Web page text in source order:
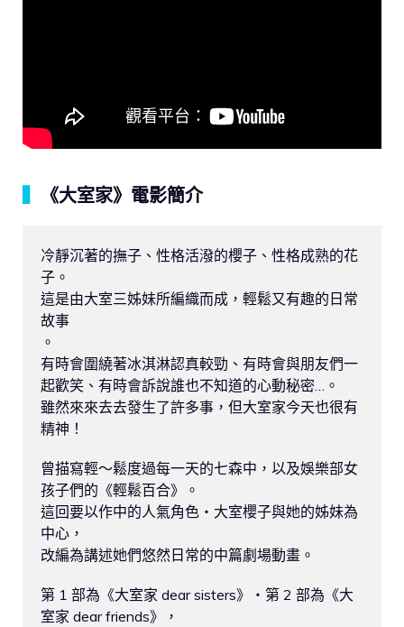
《大室家》電影簡介
冷靜沉著的撫子、性格活潑的櫻子、性格成熟的花
子。
這是由大室三姊妹所編織而成，輕鬆又有趣的日常
故事
。
有時會圍繞著冰淇淋認真較勁、有時會與朋友們一
起歡笑、有時會訴說誰也不知道的心動秘密…。
雖然來來去去發生了許多事，但大室家今天也很有
精神！
曾描寫輕～鬆度過每一天的七森中，以及娛樂部女
孩子們的《輕鬆百合》。
這回要以作中的人氣角色・大室櫻子與她的姊妹為
中心，
改編為講述她們悠然日常的中篇劇場動畫。
第 1 部為《大室家 dear sisters》・第 2 部為《大
室家 dear friends》，